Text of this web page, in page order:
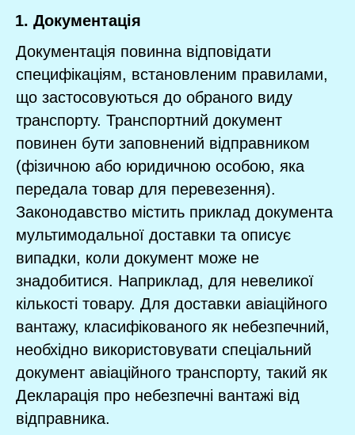
Документація
Документація повинна відповідати
специфікаціям, встановленим правилами,
що застосовуються до обраного виду
транспорту. Транспортний документ
повинен бути заповнений відправником
(фізичною або юридичною особою, яка
передала товар для перевезення).
Законодавство містить приклад документа
мультимодальної доставки та описує
випадки, коли документ може не
знадобитися. Наприклад, для невеликої
кількості товару. Для доставки авіаційного
вантажу, класифікованого як небезпечний,
необхідно використовувати спеціальний
документ авіаційного транспорту, такий як
Декларація про небезпечні вантажі від
відправника.